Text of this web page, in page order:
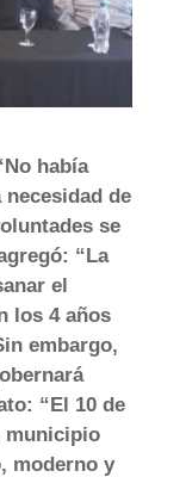
había
de
se
“La
el
los 4 años
embargo,
“El 10 de
municipio
moderno y